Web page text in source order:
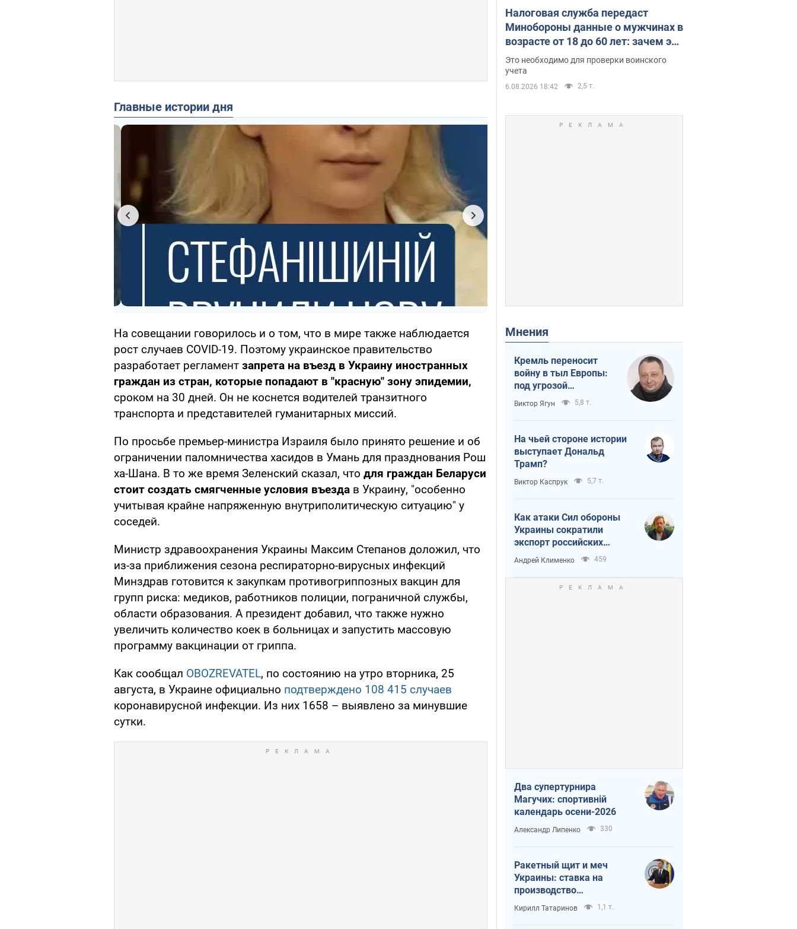
Главные истории дня
На совещании говорилось и о том, что в мире также наблюдается
рост случаев COVID-19. Поэтому украинское правительство
разработает регламент запрета на въезд в Украину иностранных
граждан из стран, которые попадают в "красную" зону эпидемии,
сроком на 30 дней. Он не коснется водителей транзитного
транспорта и представителей гуманитарных миссий.
По просьбе премьер-министра Израиля было принято решение и об
ограничении паломничества хасидов в Умань для празднования Рош
ха-Шана. В то же время Зеленский сказал, что для граждан Беларуси
стоит создать смягченные условия въезда в Украину, "особенно
учитывая крайне напряженную внутриполитическую ситуацию" у
соседей.
Министр здравоохранения Украины Максим Степанов доложил, что
из-за приближения сезона респираторно-вирусных инфекций
Минздрав готовится к закупкам противогриппозных вакцин для
групп риска: медиков, работников полиции, пограничной службы,
области образования. А президент добавил, что также нужно
увеличить количество коек в больницах и запустить массовую
программу вакцинации от гриппа.
Как сообщал OBOZREVATEL, по состоянию на утро вторника, 25
августа, в Украине официально подтверждено 108 415 случаев
коронавирусной инфекции. Из них 1658 – выявлено за минувшие
сутки.
Налоговая служба передаст
Минобороны данные о мужчинах в
возрасте от 18 до 60 лет: зачем это
нужно
Это необходимо для проверки воинского
учета
6.08.2026 18:42 2,5 т.
Мнения
Кремль переносит
войну в тыл Европы:
под угрозой
критическая
логистика
Виктор Ягун 5,8 т.
На чьей стороне истории
выступает Дональд
Трамп?
Виктор Каспрук 5,7 т.
Как атаки Сил обороны
Украины сократили
экспорт российских
нефтепродуктов
Андрей Клименко 459
Два супертурнира
Магучих: спортивній
календарь осени-2026
Александр Липенко 330
Ракетный щит и меч
Украины: ставка на
производство
собственных ракет
Кирилл Татаринов 1,1 т.